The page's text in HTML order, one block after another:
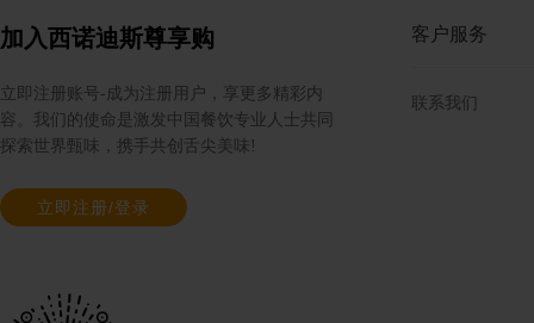
规格: 6盒×264克（576片） / 箱
加入西诺迪斯尊享购
立即注册账号-成为注册用户，享更多精彩内
容。我们的使命是激发中国餐饮专业人士共同
探索世界甄味，携手共创舌尖美味!
立即注册/登录
客户服务
联系我们